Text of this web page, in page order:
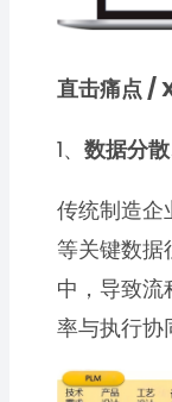
直击痛点 /
1、数据分
传统制造企
等关键数据
中，导致流
率与执行协